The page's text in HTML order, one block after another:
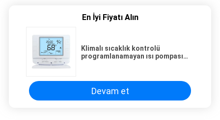
En İyi Fiyatı Alın
Klimalı sıcaklık kontrolü
programlanamayan ısı pompası
Devam et